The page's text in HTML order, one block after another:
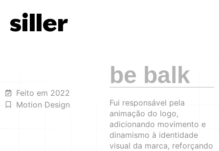
siller
be balk
Feito em 2022
Motion Design
Fui responsável pela
animação do logo,
adicionando movimento e
dinamismo à identidade
visual da marca, reforçando